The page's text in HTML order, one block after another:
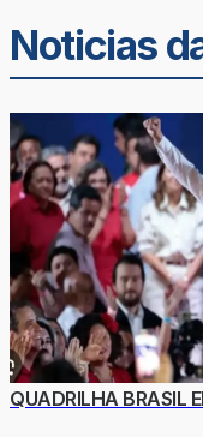
Noticias
QUADRILHA BRASIL